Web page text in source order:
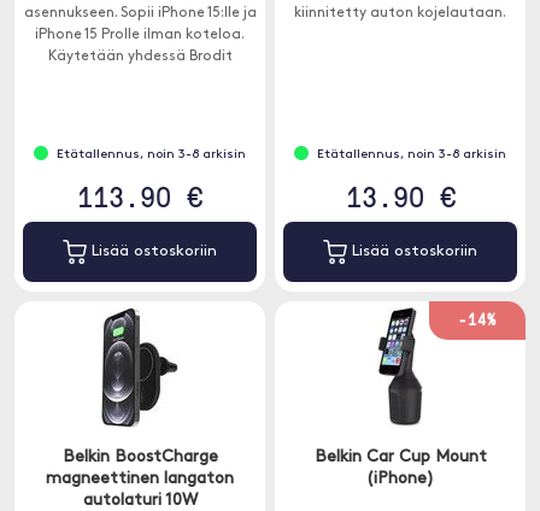
asennukseen. Sopii iPhone 15:lle ja
iPhone 15 Prolle ilman koteloa.
Käytetään yhdessä Brodit
Etätallennus, noin 3-8 arkisin
113.90 €
Lisää ostoskoriin
kiinnitetty auton kojelautaan.
Etätallennus, noin 3-8 arkisin
13.90 €
Lisää ostoskoriin
Belkin BoostCharge
magneettinen langaton
autolaturi 10W
-14%
Belkin Car Cup Mount
(iPhone)